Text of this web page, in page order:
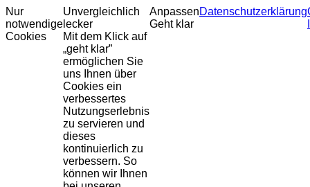
Nur
notwendige
Cookies
Unvergleichlich
lecker
Mit dem Klick auf
„geht klar”
ermöglichen Sie
uns Ihnen über
Cookies ein
verbessertes
Nutzungserlebnis
zu servieren und
dieses
kontinuierlich zu
verbessern. So
können wir Ihnen
Anpassen
Geht klar
Datenschutzerklärung